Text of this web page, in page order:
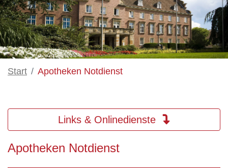
Start Apotheken Notdienst
Links & Onlinedienste
Apotheken Notdienst